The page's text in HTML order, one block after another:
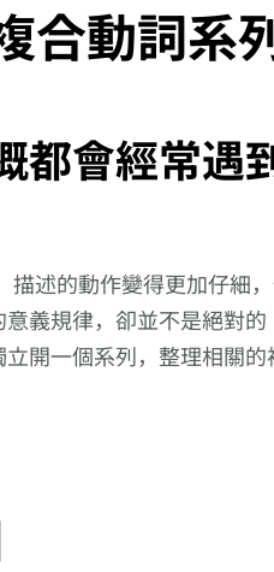
合動詞系
都會經常遇
描述的動作變得更加仔細
義規律，卻並不是絕對的
開一個系列，整理相關的